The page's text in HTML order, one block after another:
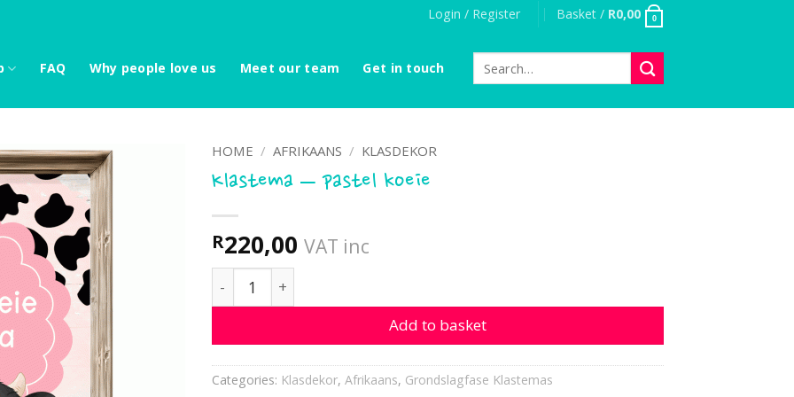
Login / Register Basket / R0,00 0
FAQ Why people love us Meet our team Get in touch
for:
HOME / AFRIKAANS / KLASDEKOR
Klastema – pastel koeie
R220,00 VAT inc
Klastema - pastel koeie quantity
Add to basket
Categories: Klasdekor, Afrikaans, Grondslagfase Klastemas